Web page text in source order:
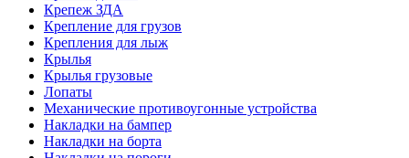
Крепеж ЗДА
Крепление для грузов
Крепления для лыж
Крылья
Крылья грузовые
Лопаты
Механические противоугонные устройства
Накладки на бампер
Накладки на борта